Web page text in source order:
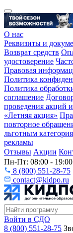
О нас
Реквизиты и
Возврат средств
удостоверение
Правовая
Политика
Политика
соглашение
проведения акций
«Летняя акция»
повторное
льготным
рекламы
Отзывы Акции
Пн-Пт: 08:00 -
8 (800) 551-28-75
contact@kidpo.ru
Войти в СДО
8 (800) 551-28-75